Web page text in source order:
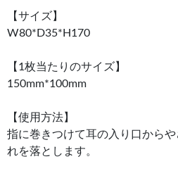
【サイズ】
W80*D35*H170
【1枚当たりのサイズ】
150mm*100mm
【使用方法】
指に巻きつけて耳の入り口から
れを落とします。